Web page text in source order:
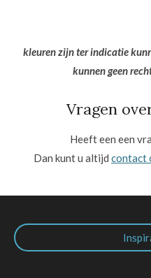
kleuren zijn ter indicatie
kunnen geen
Vragen
Heeft een een
Dan kunt u altijd contact